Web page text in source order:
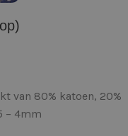
van 80% katoen, 20%
– 4mm